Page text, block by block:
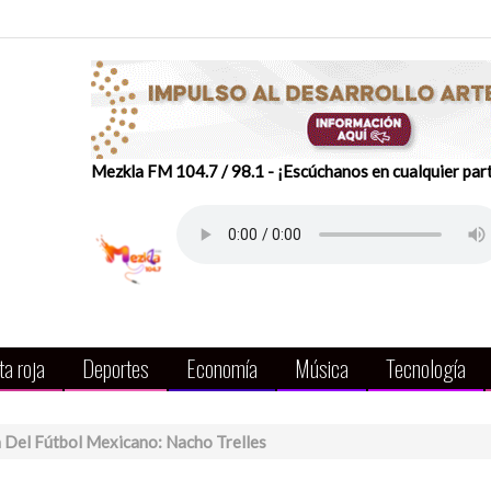
Mezkla FM 104.7 / 98.1 - ¡Escúchanos en cualquier
roja Deportes Economía Música Tecnología
Fútbol Mexicano: Nacho Trelles